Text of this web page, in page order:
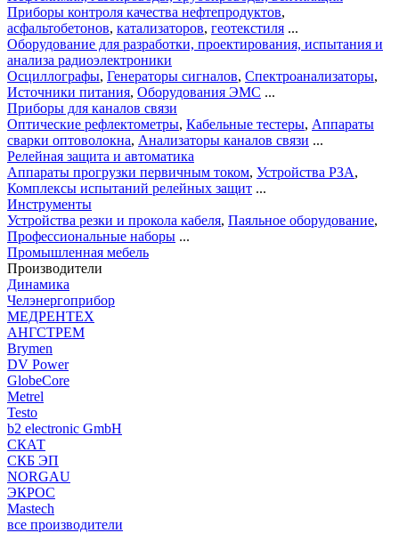
Приборы контроля качества нефтепродуктов,
асфальтобетонов, катализаторов, геотекстиля ...
Оборудование для разработки, проектирования, испытания и
анализа радиоэлектроники
Осциллографы, Генераторы сигналов, Спектроанализаторы,
Источники питания, Оборудования ЭМС ...
Приборы для каналов связи
Оптические рефлектометры, Кабельные тестеры, Аппараты
сварки оптоволокна, Анализаторы каналов связи ...
Релейная защита и автоматика
Аппараты прогрузки первичным током, Устройства РЗА,
Комплексы испытаний релейных защит ...
Инструменты
Устройства резки и прокола кабеля, Паяльное оборудование,
Профессиональные наборы ...
Промышленная мебель
Производители
Динамика
Челэнергоприбор
МЕДРЕНТЕХ
АНГСТРЕМ
Brymen
DV Power
GlobeCore
Metrel
Testo
b2 electronic GmbH
СКАТ
СКБ ЭП
NORGAU
ЭКРОС
Mastech
все производители